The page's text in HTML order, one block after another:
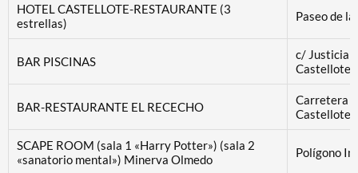
HOTEL CASTELLOTE-RESTAURANTE (3
estrellas)
Paseo de
BAR PISCINAS
c/ Justicia
Castellote
BAR-RESTAURANTE EL RECECHO
Carretera
Castellote
SCAPE ROOM (sala 1 «Harry Potter») (sala 2
«sanatorio mental») Minerva Olmedo
Polígono